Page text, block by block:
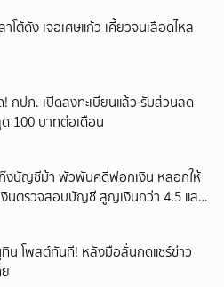
โต้ดัง เจอเศษแก้ว เคี้ยวจนเลือดไหล
กปภ. เปิดลงทะเบียนแล้ว รับส่วนลด
100 บาทต่อเดือน
งบัญชีม้า พัวพันคดีฟอกเงิน หลอกให้
งินตรวจสอบบัญชี สูญเงินกว่า 4.5 แสน
น โพสต์ทันที! หลังมือลั่นกดแชร์ข่าว